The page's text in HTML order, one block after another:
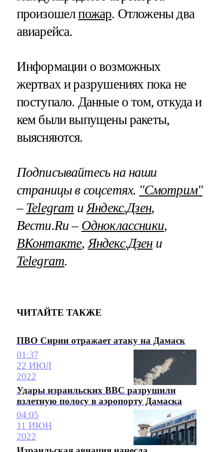
произошелпожар. Отложены два
авиарейса.
Информации о возможных
жертвах и разрушениях пока не
поступало. Данные о том, откуда и
кем были выпущены ракеты,
выясняются.
Подписывайтесь на наши
страницы в соцсетях. "Смотрим"
– Telegram иЯндекс.Дзен,
Вести.Ru – Одноклассники,
ВКонтакте,Яндекс.Дзени
Telegram.
ЧИТАЙТЕ ТАКЖЕ
ПВО Сирии отражает атаку на Дамаск
01:37
22 ИЮЛ
2022
Удары израильских ВВС разрушили
взлетную полосу в аэропорту Дамаска
04:05
11 ИЮН
2022